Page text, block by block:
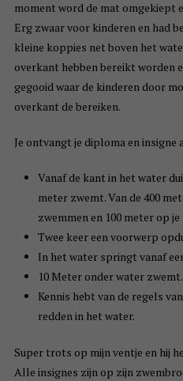
moment word de mat omgekiept
Erg zwaar voor kinderen en had
kleine koppies net boven het
overkant hebben bereikt worden
gegooid waar de kinderen door
overkant de bereiken.
Je ontvangt je diploma en insigne
Vanaf de kant in het water
meter zwemt. Van de 400
zwemmen en 100 meter op je
Twee keer een voorwerp
In het water springt vanaf
10 Meter onder water zwemt.
Kennis hebt van de regels
redden in het water.
Super trots op mijn ventje en hij
Alle insignes zijn op zijn